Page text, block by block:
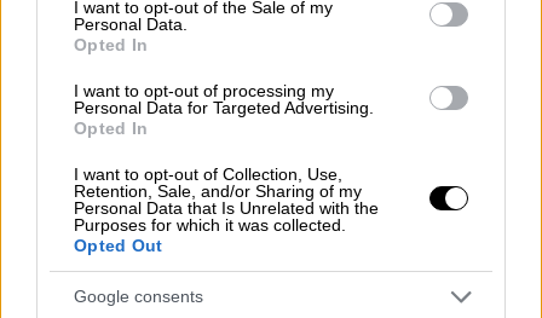
I want to opt-out of the Sale of my
Personal Data.
Opted In
I want to opt-out of processing my
Personal Data for Targeted Advertising.
Opted In
I want to opt-out of Collection, Use,
Retention, Sale, and/or Sharing of my
Personal Data that Is Unrelated with the
Purposes for which it was collected.
Opted Out
Google consents
Αθλητισμός|29.11.2025 22:28
Super League: Επιστροφή στις νίκες
με... τριάρα για την Κηφισιά